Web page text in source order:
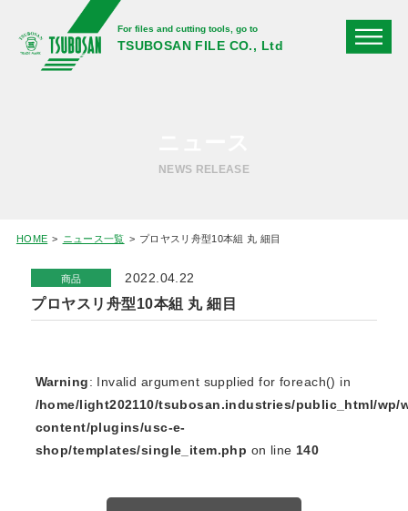
For files and cutting tools, go to
TSUBOSAN FILE CO., Ltd
NEWS RELEASE
HOME ニュース一覧 プロヤスリ舟型10本組 丸 細目
商品 2022.04.22
プロヤスリ舟型10本組 丸 細目
Warning: Invalid argument supplied for foreach() in
/home/light202110/tsubosan.industries/public_html/wp/
content/plugins/usc-e-
shop/templates/single_item.php on line 140